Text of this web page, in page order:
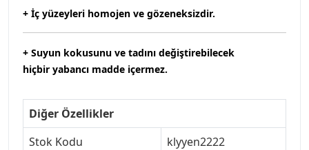
+ İç yüzeyleri homojen ve gözeneksizdir.
+ Suyun kokusunu ve tadını değiştirebilecek
hiçbir yabancı madde içermez.
Diğer Özellikler
Stok Kodu
klyyen2222